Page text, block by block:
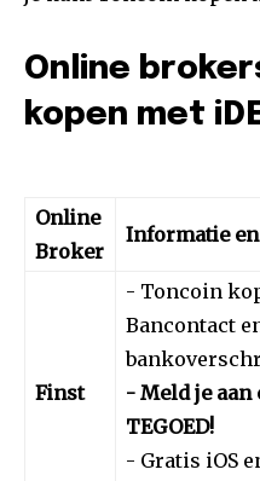
Online
kopen met
Online
Broker
Informatie
Finst
- Toncoin
Bancontact
- Meld je aan
TEGOED!
- Gratis iOS